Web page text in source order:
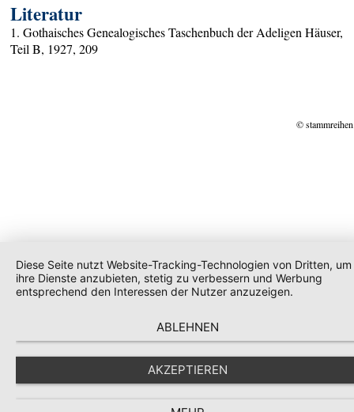
Literatur
1. Gothaisches Genealogisches Taschenbuch der Adeligen Häuser,
Teil B, 1927, 209
©
Diese Seite nutzt Website-Tracking-Technologien von Dritten, um
ihre Dienste anzubieten, stetig zu verbessern und Werbung
entsprechend den Interessen der Nutzer anzuzeigen.
ABLEHNEN
AKZEPTIEREN